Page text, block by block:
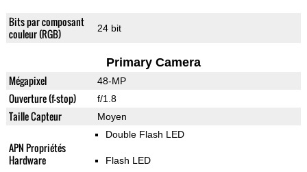
Bits par composant
couleur (RGB)
24 bit
Primary Camera
Mégapixel 48-MP
Ouverture (f-stop) f/1.8
Taille Capteur Moyen
APN Propriétés
Hardware
Double Flash LED
Flash LED